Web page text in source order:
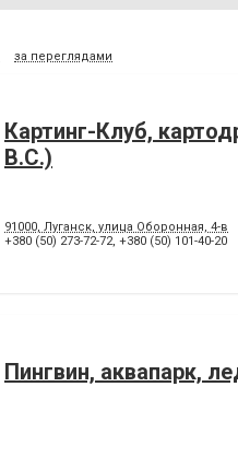
за переглядами
Картинг-Клуб,
В.С.)
91000, Луганск, улица Оборонная, 4-в
+380 (50) 273-72-72, +380 (50) 101-40-20
Пингвин, аквапарк,